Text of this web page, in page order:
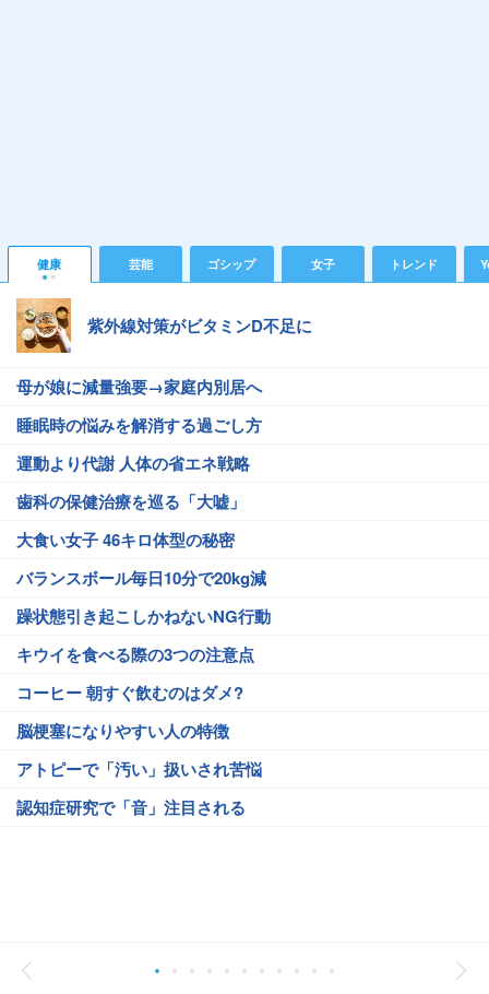
健康 芸能 ゴシップ 女子 トレンド
紫外線対策がビタミンD不足に
母が娘に減量強要→家庭内別居へ
睡眠時の悩みを解消する過ごし方
運動より代謝 人体の省エネ戦略
歯科の保健治療を巡る「大嘘」
大食い女子 46キロ体型の秘密
バランスボール毎日10分で20kg減
躁状態引き起こしかねないNG行動
キウイを食べる際の3つの注意点
コーヒー 朝すぐ飲むのはダメ?
脳梗塞になりやすい人の特徴
アトピーで「汚い」扱いされ苦悩
認知症研究で「音」注目される